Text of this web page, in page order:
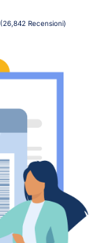
(26,842 Recensioni)